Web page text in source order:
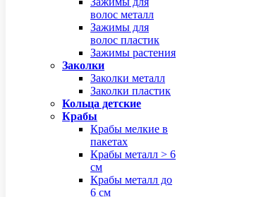
волос металл
Зажимы для
волос пластик
Зажимы растения
Заколки
Заколки металл
Заколки пластик
Кольца детские
Крабы
Крабы мелкие в
пакетах
Крабы металл > 6
см
Крабы металл до
6 см